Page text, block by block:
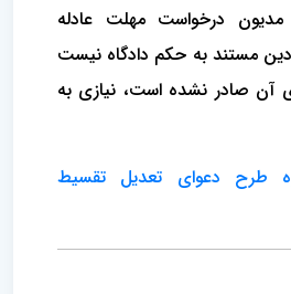
درخواست مهلت عادله
مستند به حکم دادگاه نیست
آن صادر نشده است، نیازی به
طرح دعوای تعدیل تقسیط